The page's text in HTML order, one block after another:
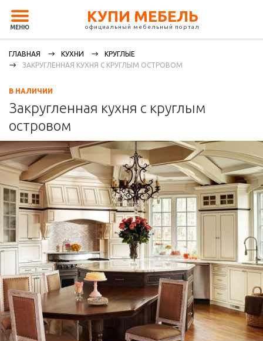
МЕНЮ
КУПИ МЕБЕЛЬ
официальный мебельный портал
ГЛАВНАЯ КУХНИ
КРУГЛЫЕ
ЗАКРУГЛЕННАЯ КУХНЯ С КРУГЛЫМ ОСТРОВОМ
В НАЛИЧИИ
Закругленная кухня с круглым
островом